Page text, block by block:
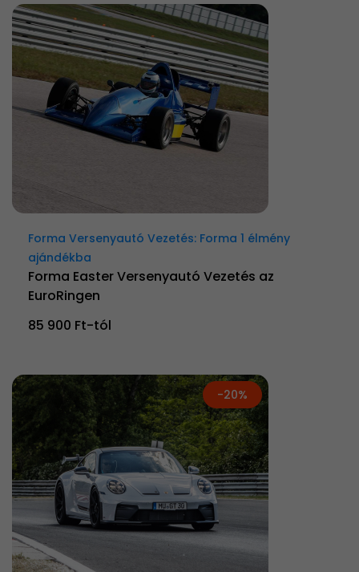
Forma Versenyautó Vezetés: Forma 1 élmény
ajándékba
Forma Easter Versenyautó Vezetés az
EuroRingen
85 900 Ft-tól
-20%